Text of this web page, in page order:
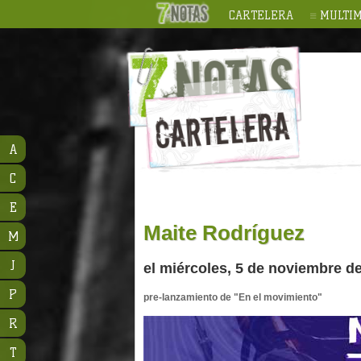
CARTELERA
Maite Rodríguez
el miércoles, 5 de noviembre
pre-lanzamiento de "En el movimiento"
A
C
E
M
J
P
R
T